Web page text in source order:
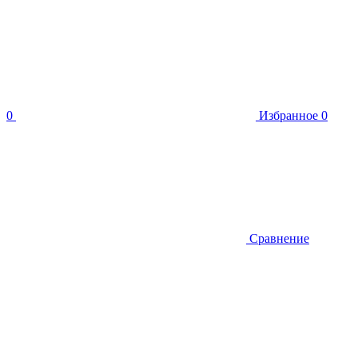
0 Избранное 0
Сравнение